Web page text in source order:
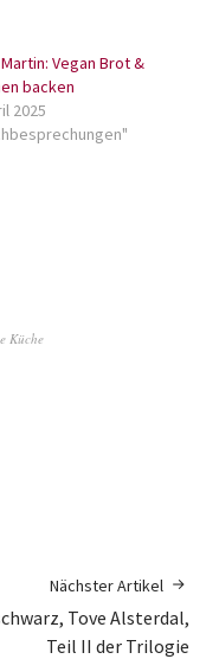
Vegan Brot &
backen
2025
Küche
Nächster Artikel
Tove Alsterdal,
Teil II der Trilogie